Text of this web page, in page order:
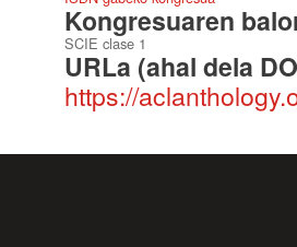
Kongresuaren
SCIE clase 1
URLa (ahal dela
https://